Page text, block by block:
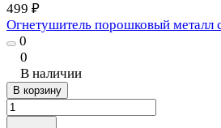
499 ₽
Огнетушитель порошковый
0
0
В наличии
В корзину